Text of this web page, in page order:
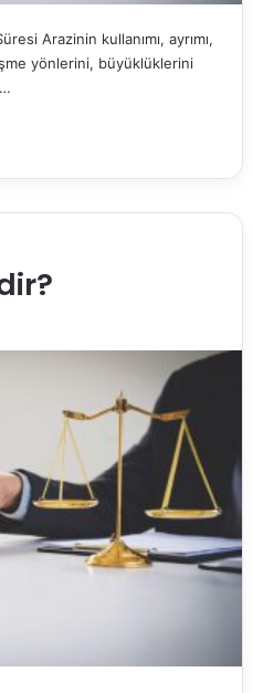
Arazinin kullanımı, ayrımı,
yönlerini, büyüklüklerini